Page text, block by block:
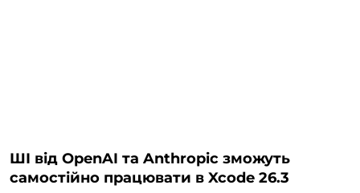
ШІ від OpenAI та Anthropic зможуть
самостійно працювати в Xcode 26.3